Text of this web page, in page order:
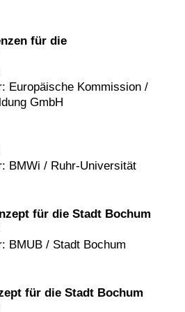
für die
Europäische Kommission /
GmbH
BMWi / Ruhr-Universität
für die Stadt Bochum
BMUB / Stadt Bochum
für die Stadt Bochum